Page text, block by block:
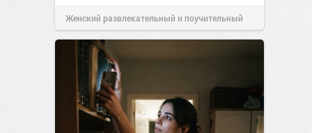
Женский развлекательный и поучительный
сайт.23:4006 авг 2026